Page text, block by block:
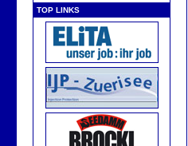
TOP LINKS